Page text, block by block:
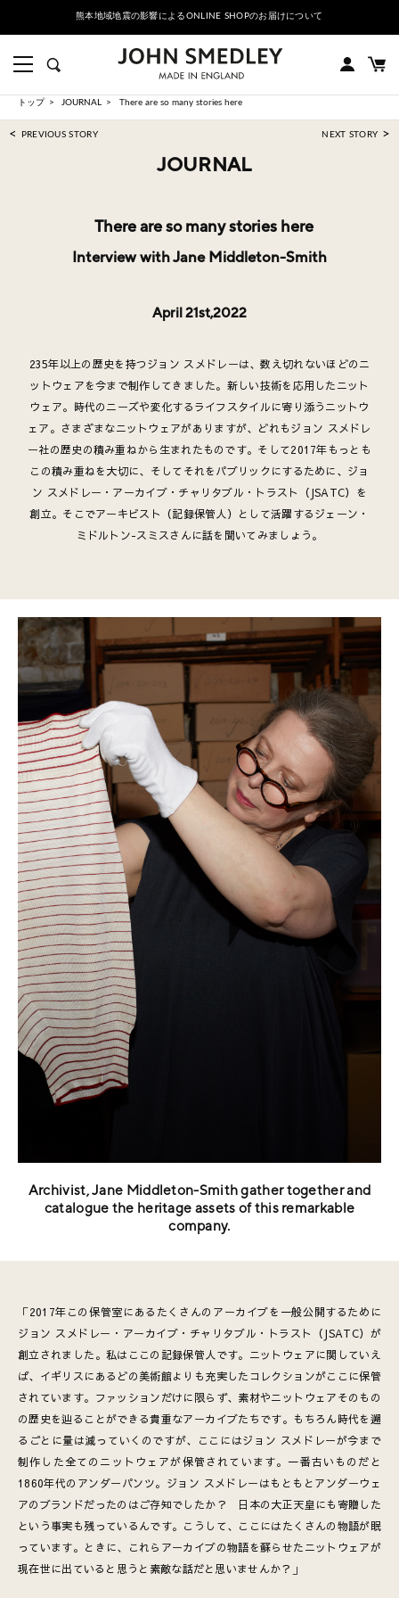
熊本地域地震の影響によるONLINE SHOPのお届けについて
トップ JOURNAL There are so many stories here
< PREVIOUS STORY NEXT STORY >
JOURNAL
There are so many stories here
Interview with Jane Middleton-Smith
April 21st,2022
235年以上の歴史を持つジョン スメドレーは、数え切れないほどのニ
ットウェアを今まで制作してきました。新しい技術を応用したニット
ウェア。時代のニーズや変化するライフスタイルに寄り添うニットウ
ェア。さまざまなニットウェアがありますが、どれもジョン スメドレ
ー社の歴史の積み重ねから生まれたものです。そして2017年もっとも
この積み重ねを大切に、そしてそれをパブリックにするために、ジョ
ン スメドレー・アーカイブ・チャリタブル・トラスト（JSATC）を
創立。そこでアーキビスト（記録保管人）として活躍するジェーン・
ミドルトン-スミスさんに話を聞いてみましょう。
Archivist, Jane Middleton-Smith gather together and
catalogue the heritage assets of this remarkable
company.
「2017年この保管室にあるたくさんのアーカイブを一般公開するために
ジョン スメドレー・アーカイブ・チャリタブル・トラスト（JSATC）が
創立されました。私はここの記録保管人です。ニットウェアに関していえ
ば、イギリスにあるどの美術館よりも充実したコレクションがここに保管
されています。ファッションだけに限らず、素材やニットウェアそのもの
の歴史を辿ることができる貴重なアーカイブたちです。もちろん時代を遡
るごとに量は減っていくのですが、ここにはジョン スメドレーが今まで
制作した全てのニットウェアが保管されています。一番古いものだと
1860年代のアンダーパンツ。ジョン スメドレーはもともとアンダーウェ
アのブランドだったのはご存知でしたか？ 日本の大正天皇にも寄贈した
という事実も残っているんです。こうして、ここにはたくさんの物語が眠
っています。ときに、これらアーカイブの物語を蘇らせたニットウェアが
現在世に出ていると思うと素敵な話だと思いませんか？」